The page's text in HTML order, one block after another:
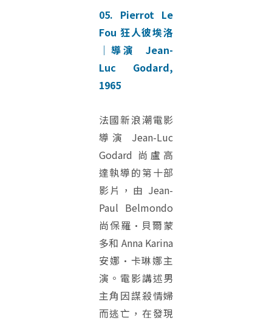
05. Pierrot Le
Fou 狂人彼埃洛
｜導演 Jean-
Luc Godard,
1965
法國新浪潮電影
導演 Jean-Luc
Godard 尚盧高
達執導的第十部
影片，由 Jean-
Paul Belmondo
尚保羅·貝爾蒙
多和 Anna Karina
安娜·卡琳娜主
演。電影講述男
主角因謀殺情婦
而逃亡，在發現